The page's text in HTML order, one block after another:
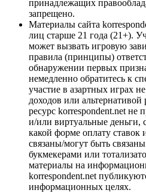
принадлежащих
запрещено.
Материалы сайта
лиц старше 21 года (21+).
может вызвать игровую
правила (принципы)
обнаружении первых
немедленно обратитесь к
участие в азартных играх
доходов или
ресурс korrespondent.net не
и/или виртуальные деньги,
какой форме оплату ставок
связаны/могут быть
букмекерами или
материалы на
korrespondent.net
информационных целях.